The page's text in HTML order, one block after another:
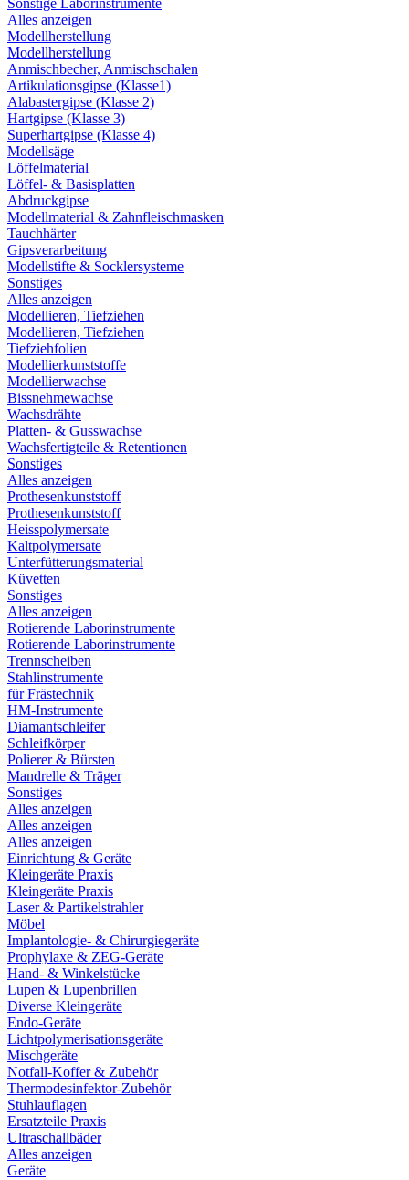
Sonstige Laborinstrumente
Alles anzeigen
Modellherstellung
Modellherstellung
Anmischbecher, Anmischschalen
Artikulationsgipse (Klasse1)
Alabastergipse (Klasse 2)
Hartgipse (Klasse 3)
Superhartgipse (Klasse 4)
Modellsäge
Löffelmaterial
Löffel- & Basisplatten
Abdruckgipse
Modellmaterial & Zahnfleischmasken
Tauchhärter
Gipsverarbeitung
Modellstifte & Socklersysteme
Sonstiges
Alles anzeigen
Modellieren, Tiefziehen
Modellieren, Tiefziehen
Tiefziehfolien
Modellierkunststoffe
Modellierwachse
Bissnehmewachse
Wachsdrähte
Platten- & Gusswachse
Wachsfertigteile & Retentionen
Sonstiges
Alles anzeigen
Prothesenkunststoff
Prothesenkunststoff
Heisspolymersate
Kaltpolymersate
Unterfütterungsmaterial
Küvetten
Sonstiges
Alles anzeigen
Rotierende Laborinstrumente
Rotierende Laborinstrumente
Trennscheiben
Stahlinstrumente
für Frästechnik
HM-Instrumente
Diamantschleifer
Schleifkörper
Polierer & Bürsten
Mandrelle & Träger
Sonstiges
Alles anzeigen
Alles anzeigen
Alles anzeigen
Einrichtung & Geräte
Kleingeräte Praxis
Kleingeräte Praxis
Laser & Partikelstrahler
Möbel
Implantologie- & Chirurgiegeräte
Prophylaxe & ZEG-Geräte
Hand- & Winkelstücke
Lupen & Lupenbrillen
Diverse Kleingeräte
Endo-Geräte
Lichtpolymerisationsgeräte
Mischgeräte
Notfall-Koffer & Zubehör
Thermodesinfektor-Zubehör
Stuhlauflagen
Ersatzteile Praxis
Ultraschallbäder
Alles anzeigen
Geräte